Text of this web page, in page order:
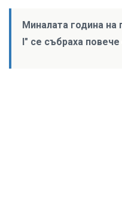
Миналата година
I" се събраха